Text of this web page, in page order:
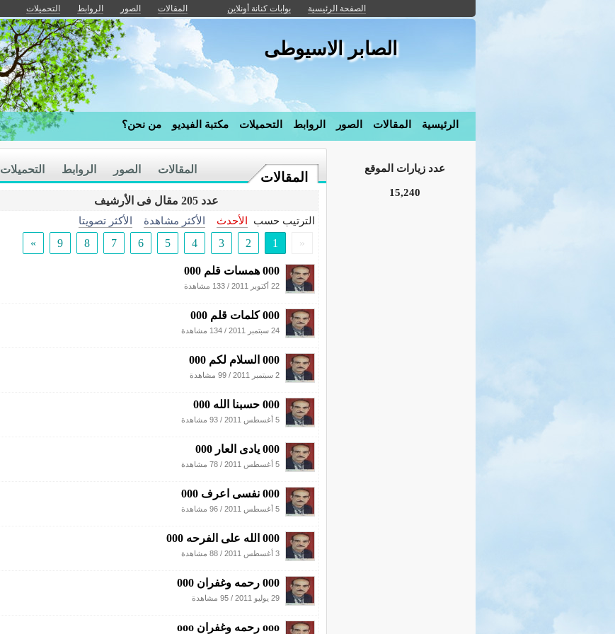
الصفحة الرئيسية بوابات كنانة أونلاين المقالات الصور الروابط التحميلات
الصابر الاسيوطى
الرئيسية المقالات الصور الروابط التحميلات مكتبة الفيديو من نحن؟
المقالات
التحميلات الروابط الصور المقالات
عدد 205 مقال فى الأرشيف
الترتيب حسب الأحدث الأكثر مشاهدة
الأكثر تصويتا
«
1
2
3
4
5
6
7
8
9
»
000 همسات قلم 000
22 أكتوبر 2011 / 133 مشاهدة
000 كلمات قلم 000
24 سبتمبر 2011 / 134 مشاهدة
000 السلام لكم 000
2 سبتمبر 2011 / 99 مشاهدة
000 حسبنا الله 000
5 أغسطس 2011 / 93 مشاهدة
000 يادى العار 000
5 أغسطس 2011 / 78 مشاهدة
000 نفسى اعرف 000
5 أغسطس 2011 / 96 مشاهدة
000 الله على الفرحه 000
3 أغسطس 2011 / 88 مشاهدة
000 رحمه وغفران 000
29 يوليو 2011 / 95 مشاهدة
ooo رحمه وغفران ooo
عدد زيارات الموقع
15,240